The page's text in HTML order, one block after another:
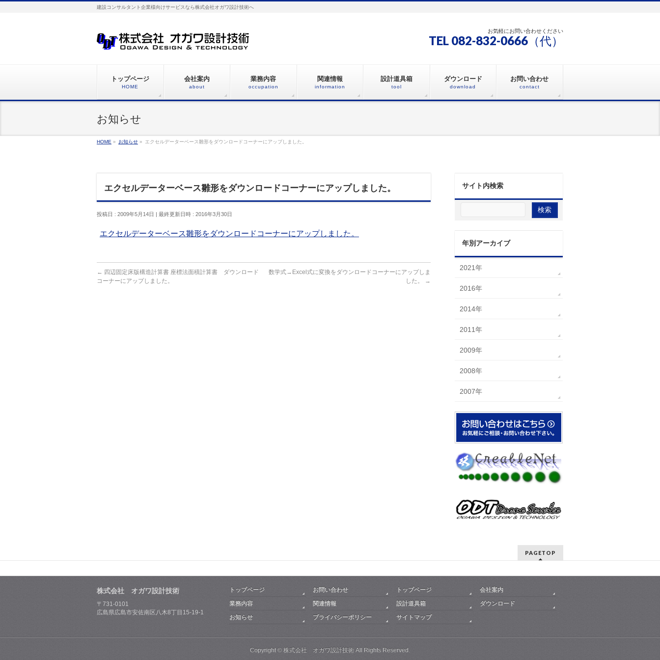
建設コンサルタント企業様向けサービスなら株式会社オガワ設計技術へ
お気軽にお問い合わせください
TEL 082-832-0666（代）
トップページ
HOME
会社案内
about
業務内容
occupation
関連情報
information
設計道具箱
tool
ダウンロード
download
お問い合わせ
contact
お知らせ
HOME » お知らせ » エクセルデーターベース雛形をダウンロードコーナーにアップしました。
エクセルデーターベース雛形をダウンロードコーナーにアップしました。
投稿日 : 2009年5月14日 最終更新日時 : 2016年3月30日
エクセルデーターベース雛形をダウンロードコーナーにアップしました。
← 四辺固定床版構造計算書 座標法面積計算書 ダウンロード
コーナーにアップしました。
数学式→Excel式に変換をダウンロードコーナーにアップしま
した。
→
サイト内検索
年別アーカイブ
2021年
2016年
2014年
2011年
2009年
2008年
2007年
PAGETOP
株式会社 オガワ設計技術
〒731-0101
広島県広島市安佐南区八木8丁目15-19-1
トップページ お問い合わせ トップページ
会社案内
業務内容
関連情報 設計道具箱
ダウンロード
お知らせ
プライバシーポリシー サイトマップ
Copyright © 株式会社 オガワ設計技術 All Rights Reserved.